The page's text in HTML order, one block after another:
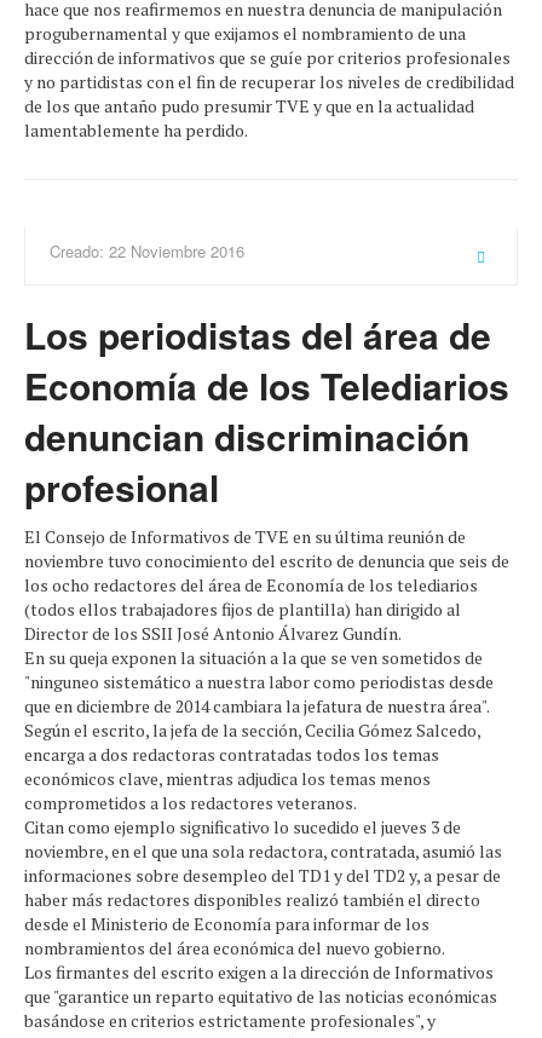
hace que nos reafirmemos en nuestra denuncia de manipulación
progubernamental y que exijamos el nombramiento de una
dirección de informativos que se guíe por criterios profesionales
y no partidistas con el fin de recuperar los niveles de credibilidad
de los que antaño pudo presumir TVE y que en la actualidad
lamentablemente ha perdido.
Creado: 22 Noviembre 2016
Los periodistas del área de
Economía de los Telediarios
denuncian discriminación
profesional
El Consejo de Informativos de TVE en su última reunión de
noviembre tuvo conocimiento del escrito de denuncia que seis de
los ocho redactores del área de Economía de los telediarios
(todos ellos trabajadores fijos de plantilla) han dirigido al
Director de los SSII José Antonio Álvarez Gundín.
En su queja exponen la situación a la que se ven sometidos de
"ninguneo sistemático a nuestra labor como periodistas desde
que en diciembre de 2014 cambiara la jefatura de nuestra área".
Según el escrito, la jefa de la sección, Cecilia Gómez Salcedo,
encarga a dos redactoras contratadas todos los temas
económicos clave, mientras adjudica los temas menos
comprometidos a los redactores veteranos.
Citan como ejemplo significativo lo sucedido el jueves 3 de
noviembre, en el que una sola redactora, contratada, asumió las
informaciones sobre desempleo del TD1 y del TD2 y, a pesar de
haber más redactores disponibles realizó también el directo
desde el Ministerio de Economía para informar de los
nombramientos del área económica del nuevo gobierno.
Los firmantes del escrito exigen a la dirección de Informativos
que "garantice un reparto equitativo de las noticias económicas
basándose en criterios estrictamente profesionales", y